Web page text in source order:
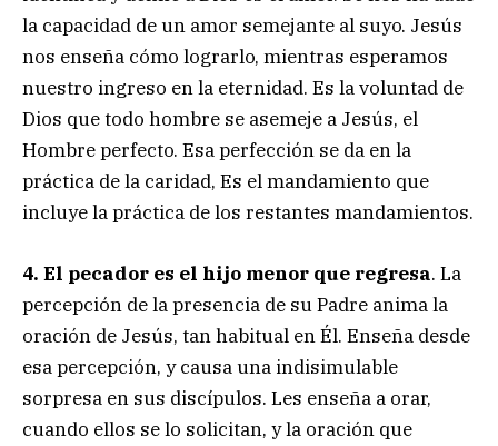
la capacidad de un amor semejante al suyo. Jesús
nos enseña cómo lograrlo, mientras esperamos
nuestro ingreso en la eternidad. Es la voluntad de
Dios que todo hombre se asemeje a Jesús, el
Hombre perfecto. Esa perfección se da en la
práctica de la caridad, Es el mandamiento que
incluye la práctica de los restantes mandamientos.
4. El pecador es el hijo menor que regresa. La
percepción de la presencia de su Padre anima la
oración de Jesús, tan habitual en Él. Enseña desde
esa percepción, y causa una indisimulable
sorpresa en sus discípulos. Les enseña a orar,
cuando ellos se lo solicitan, y la oración que